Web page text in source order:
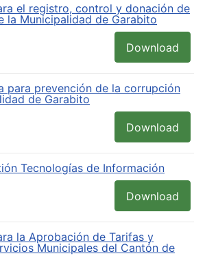
el registro, control y donación de
la Municipalidad de Garabito
Download
para prevención de la corrupción
de Garabito
Download
Tecnologías de Información
Download
la Aprobación de Tarifas y
Municipales del Cantón de